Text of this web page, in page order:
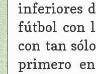
inferiores
fútbol con
con tan
primero